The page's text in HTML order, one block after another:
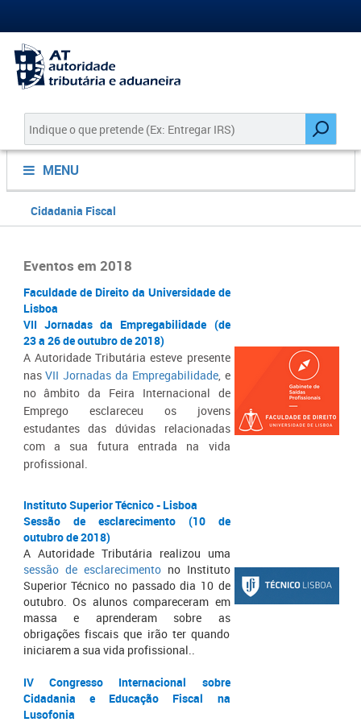
MENU
Cidadania Fiscal
Eventos em 2018
Faculdade de Direito da Universidade de
Lisboa
VII Jornadas da Empregabilidade (de
23 a 26 de outubro de 2018)
A Autoridade Tributária esteve presente
nasVII Jornadas da Empregabilidade, e
no âmbito da Feira Internacional de
Emprego esclareceu os jovens
estudantes das dúvidas relacionadas
com a sua futura entrada na vida
profissional.
Instituto Superior Técnico - Lisboa
Sessão de esclarecimento (10 de
outubro de 2018)
A Autoridade Tributária realizou uma
sessão de esclarecimentono Instituto
Superior Técnico no passado dia 10 de
outubro. Os alunos compareceram em
massa e aprenderam sobre as
obrigações fiscais que irão ter quando
iniciarem a sua vida profissional..
IV Congresso Internacional sobre
Cidadania e Educação Fiscal na
Lusofonia